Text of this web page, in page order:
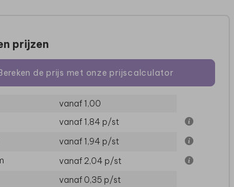
prijzen
de prijs met onze prijscalculator
vanaf 1,00
vanaf 1,84 p/st
vanaf 1,94 p/st
vanaf 2,04 p/st
vanaf 0,35 p/st